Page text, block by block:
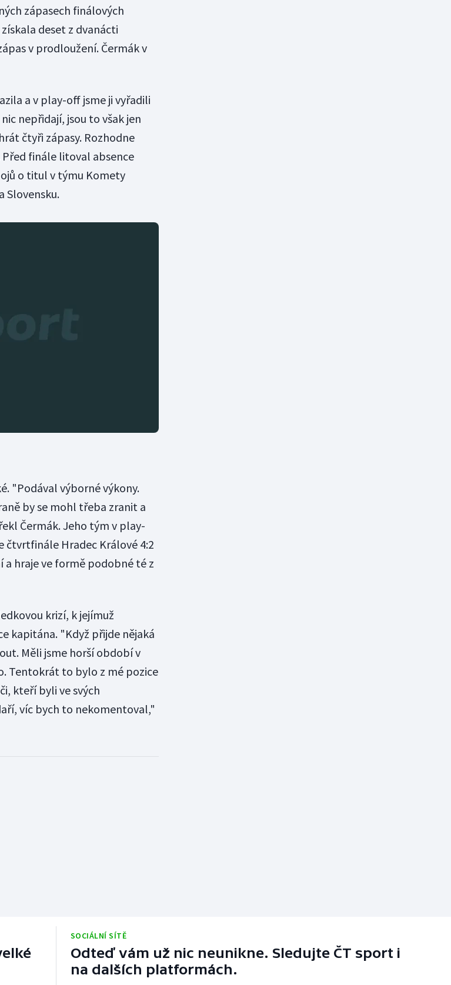
zápasech finálových
deset z dvanácti
v prodloužení. Čermák v
a v play-off jsme ji vyřadili
nepřidají, jsou to však jen
čtyři zápasy. Rozhodne
finále litoval absence
o titul v týmu Komety
Slovensku.
"Podával výborné výkony.
by se mohl třeba zranit a
Čermák. Jeho tým v play-
čtvrtfinále Hradec Králové 4:2
a hraje ve formě podobné té z
krizí, k jejímuž
kapitána. "Když přijde nějaká
Měli jsme horší období v
Tentokrát to bylo z mé pozice
kteří byli ve svých
víc bych to nekomentoval,"
SOCIÁLNÍ SÍTĚ
Odteď vám už nic neunikne. Sledujte ČT sport i
na dalších platformách.